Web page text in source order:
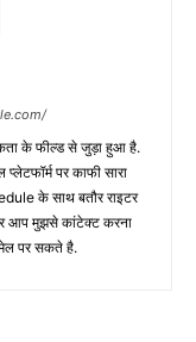
के फील्ड से जुड़ा हुआ है.
पर काफी सारा
के साथ बतौर राइटर
आप मुझसे कांटेक्ट करना
पर सकते है.